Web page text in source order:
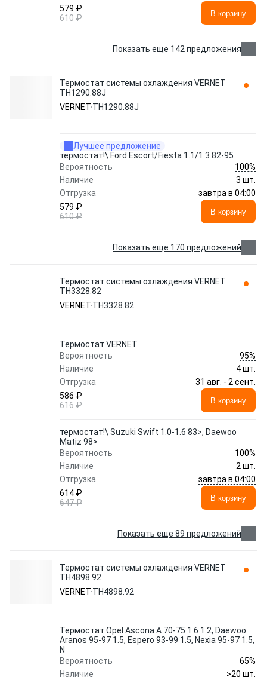
579 ₽
610 ₽
В корзину
Показать еще 142 предложения
Термостат системы охлаждения VERNET
TH1290.88J
VERNET TH1290.88J
Лучшее предложение
термостат!\ Ford Escort/Fiesta 1.1/1.3 82-95
Вероятность
100%
Наличие
3 шт.
Отгрузка
завтра в 04:00
579 ₽
610 ₽
В корзину
Показать еще 170 предложений
Термостат системы охлаждения VERNET
TH3328.82
VERNET TH3328.82
Термостат VERNET
Вероятность
95%
Наличие
4 шт.
Отгрузка
31 авг. - 2 сент.
586 ₽
616 ₽
В корзину
термостат!\ Suzuki Swift 1.0-1.6 83>, Daewoo
Matiz 98>
Вероятность
100%
Наличие
2 шт.
Отгрузка
завтра в 04:00
614 ₽
647 ₽
В корзину
Показать еще 89 предложений
Термостат системы охлаждения VERNET
TH4898.92
VERNET TH4898.92
Термостат Opel Ascona A 70-75 1.6 1.2, Daewoo
Aranos 95-97 1.5, Espero 93-99 1.5, Nexia 95-97 1.5,
N
Вероятность
65%
Наличие
>20 шт.